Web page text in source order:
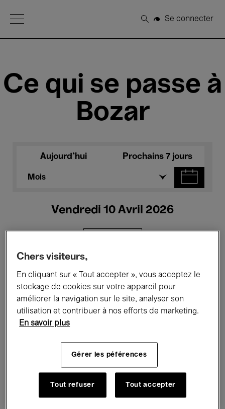
Open Menu
Rechercher
Se connecter
Ce qui se passe à
Bozar
Aujourd'hui Prochains 7 jours
Mois
Vendredi 10 Avril 2026
Tous les événements Concerts
Expositions Performances
Rencontres & Débats
Musique classique Global Music
Chers visiteurs,
En cliquant sur « Tout accepter », vous acceptez le
stockage de cookies sur votre appareil pour
améliorer la navigation sur le site, analyser son
utilisation et contribuer à nos efforts de marketing.
En savoir plus
Gérer les péférences
Tout refuser Tout accepter